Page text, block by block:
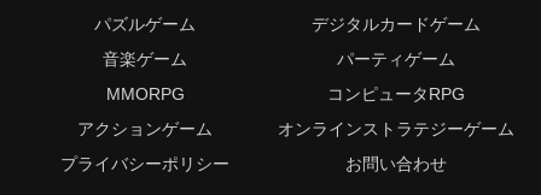
パズルゲーム
デジタルカードゲーム
音楽ゲーム
パーティゲーム
MMORPG
コンピュータRPG
アクションゲーム
オンラインストラテジーゲーム
プライバシーポリシー
お問い合わせ